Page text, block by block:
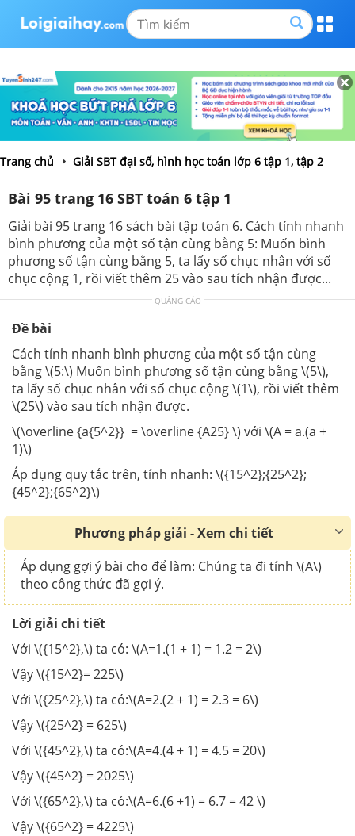
Trang chủ Giải SBT đại số, hình học toán lớp 6 tập 1, tập 2
Bài 95 trang 16 SBT toán 6 tập 1
Giải bài 95 trang 16 sách bài tập toán 6. Cách tính nhanh
bình phương của một số tận cùng bằng 5: Muốn bình
phương số tận cùng bằng 5, ta lấy số chục nhân với số
chục cộng 1, rồi viết thêm 25 vào sau tích nhận được...
QUẢNG CÁO
Đề bài
Cách tính nhanh bình phương của một số tận cùng
bằng \(5:\) Muốn bình phương số tận cùng bằng \(5\),
ta lấy số chục nhân với số chục cộng \(1\), rồi viết thêm
\(25\) vào sau tích nhận được.
\(\overline {a{5^2}} = \overline {A25} \) với \(A = a.(a +
1)\)
Áp dụng quy tắc trên, tính nhanh: \({15^2};{25^2};
{45^2};{65^2}\)
Phương pháp giải - Xem chi tiết
Áp dụng gợi ý bài cho để làm: Chúng ta đi tính \(A\)
theo công thức đã gợi ý.
Lời giải chi tiết
Với \({15^2},\) ta có: \(A=1.(1 + 1) = 1.2 = 2\)
Vậy \({15^2}= 225\)
Với \({25^2},\) ta có:\(A=2.(2 + 1) = 2.3 = 6\)
Vậy \({25^2} = 625\)
Với \({45^2},\) ta có:\(A=4.(4 + 1) = 4.5 = 20\)
Vậy \({45^2} = 2025\)
Với \({65^2},\) ta có:\(A=6.(6 +1) = 6.7 = 42 \)
Vậy \({65^2} = 4225\)